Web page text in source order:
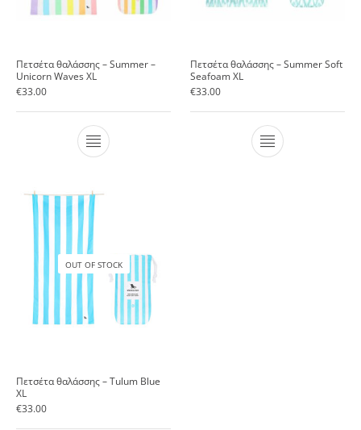
Πετσέτα θαλάσσης – Summer –
Unicorn Waves XL
€33.00
Πετσέτα θαλάσσης – Summer Soft
Seafoam XL
€33.00
OUT OF STOCK
Πετσέτα θαλάσσης – Tulum Blue
XL
€33.00